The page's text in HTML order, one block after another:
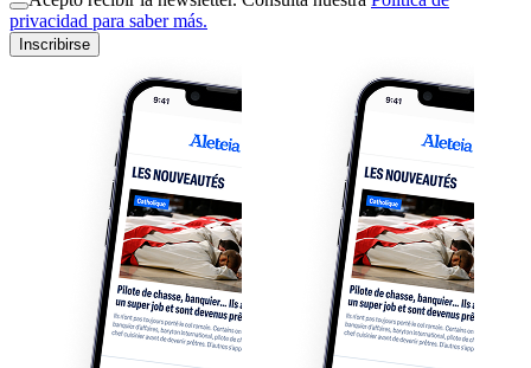
privacidad para saber más.
Inscribirse